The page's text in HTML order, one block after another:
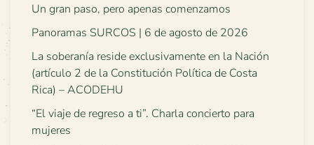
Un gran paso, pero apenas comenzamos
Panoramas SURCOS | 6 de agosto de 2026
La soberanía reside exclusivamente en la Nación
(artículo 2 de la Constitución Política de Costa
Rica) – ACODEHU
“El viaje de regreso a ti”. Charla concierto para
mujeres